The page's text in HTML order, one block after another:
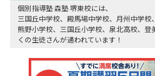
個別指導塾 森塾 堺東校には、
三国丘中学校、殿馬場中学校、月州中学校
熊野小学校、三国丘小学校、泉北高校、登
くの生徒さんが通われています！